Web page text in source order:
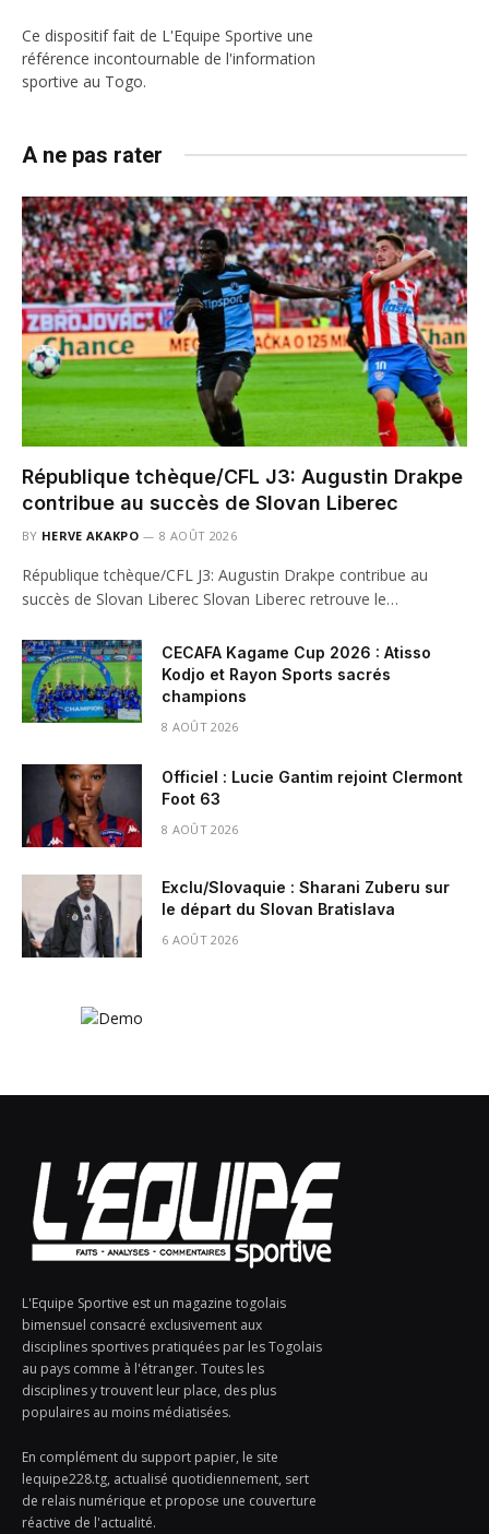
Ce dispositif fait de L'Equipe Sportive une
référence incontournable de l'information
sportive au Togo.
A ne pas rater
République tchèque/CFL J3: Augustin Drakpe
contribue au succès de Slovan Liberec
BY HERVE AKAKPO 8 AOÛT 2026
République tchèque/CFL J3: Augustin Drakpe contribue au
succès de Slovan Liberec Slovan Liberec retrouve le…
CECAFA Kagame Cup 2026 : Atisso
Kodjo et Rayon Sports sacrés
champions
8 AOÛT 2026
Officiel : Lucie Gantim rejoint Clermont
Foot 63
8 AOÛT 2026
Exclu/Slovaquie : Sharani Zuberu sur
le départ du Slovan Bratislava
6 AOÛT 2026
L'Equipe Sportive est un magazine togolais
bimensuel consacré exclusivement aux
disciplines sportives pratiquées par les Togolais
au pays comme à l'étranger. Toutes les
disciplines y trouvent leur place, des plus
populaires au moins médiatisées.
En complément du support papier, le site
lequipe228.tg, actualisé quotidiennement, sert
de relais numérique et propose une couverture
réactive de l'actualité.